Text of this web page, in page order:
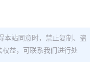
本站同意时，禁止复制、盗
益，可联系我们进行处